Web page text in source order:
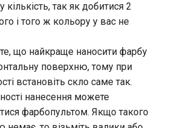
кількість, так як добитися 2
і того ж кольору у вас не
що найкраще наносити фарбу
поверхню, тому при
встановіть скло саме так.
нанесення можете
фарбопультом. Якщо такого